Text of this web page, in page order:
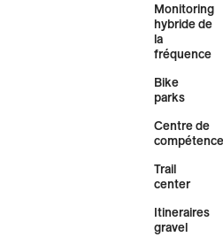
Monitoring
hybride de
la
fréquence
Bike
parks
Centre de
Trail
center
Itineraires
gravel